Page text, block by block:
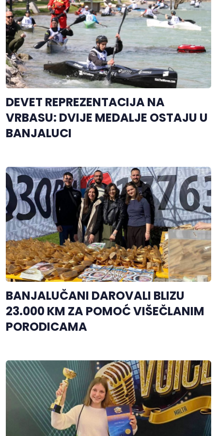
DEVET REPREZENTACIJA NA
VRBASU: DVIJE MEDALJE OSTAJU U
BANJALUCI
BANJALUČANI DAROVALI BLIZU
23.000 KM ZA POMOĆ VIŠEČLANIM
PORODICAMA